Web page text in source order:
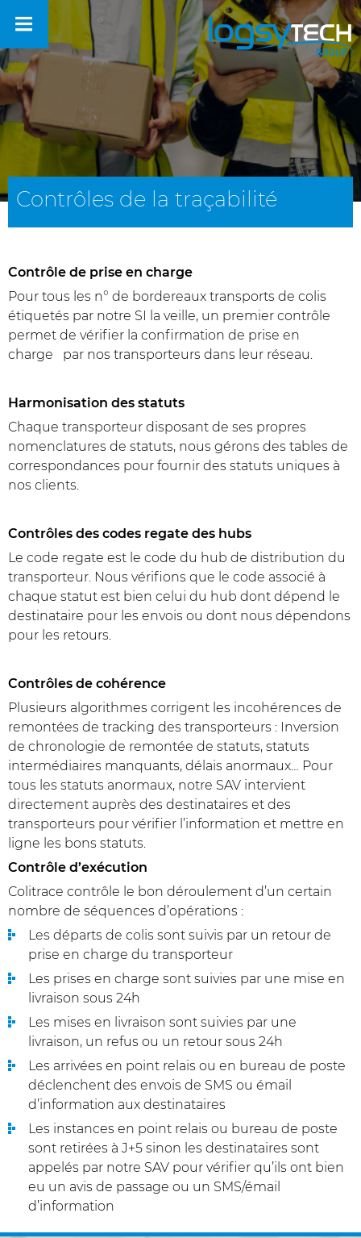
Contrôles de la traçabilité
Contrôle de prise en charge
Pour tous les n° de bordereaux transports de colis
étiquetés par notre SI la veille, un premier contrôle
permet de vérifier la confirmation de prise en
charge par nos transporteurs dans leur réseau.
Harmonisation des statuts
Chaque transporteur disposant de ses propres
nomenclatures de statuts, nous gérons des tables de
correspondances pour fournir des statuts uniques à
nos clients.
Contrôles des codes regate des hubs
Le code regate est le code du hub de distribution du
transporteur. Nous vérifions que le code associé à
chaque statut est bien celui du hub dont dépend le
destinataire pour les envois ou dont nous dépendons
pour les retours.
Contrôles de cohérence
Plusieurs algorithmes corrigent les incohérences de
remontées de tracking des transporteurs : Inversion
de chronologie de remontée de statuts, statuts
intermédiaires manquants, délais anormaux… Pour
tous les statuts anormaux, notre SAV intervient
directement auprès des destinataires et des
transporteurs pour vérifier l’information et mettre en
ligne les bons statuts.
Contrôle d’exécution
Colitrace contrôle le bon déroulement d’un certain
nombre de séquences d’opérations :
Les départs de colis sont suivis par un retour de
prise en charge du transporteur
Les prises en charge sont suivies par une mise en
livraison sous 24h
Les mises en livraison sont suivies par une
livraison, un refus ou un retour sous 24h
Les arrivées en point relais ou en bureau de poste
déclenchent des envois de SMS ou émail
d’information aux destinataires
Les instances en point relais ou bureau de poste
sont retirées à J+5 sinon les destinataires sont
appelés par notre SAV pour vérifier qu’ils ont bien
eu un avis de passage ou un SMS/émail
d’information